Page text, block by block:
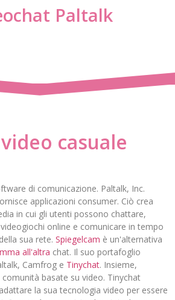
Paltalk
casuale
di comunicazione. Paltalk, Inc.
applicazioni consumer. Ciò crea
in cui gli utenti possono chattare,
online e comunicare in tempo
sua rete. Spiegelcam è un'alternativa
all'altra chat. Il suo portafoglio
Camfrog e Tinychat. Insieme,
basate su video. Tinychat
la sua tecnologia video per essere